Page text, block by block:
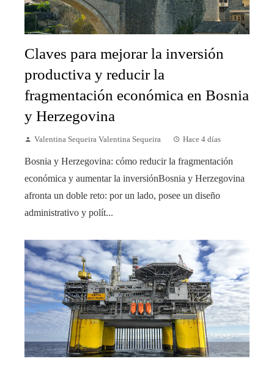
Claves para mejorar la inversión
productiva y reducir la
fragmentación económica en Bosnia
y Herzegovina
Valentina Sequeira Valentina Sequeira Hace 4 días
Bosnia y Herzegovina: cómo reducir la fragmentación
económica y aumentar la inversiónBosnia y Herzegovina
afronta un doble reto: por un lado, posee un diseño
administrativo y polít...